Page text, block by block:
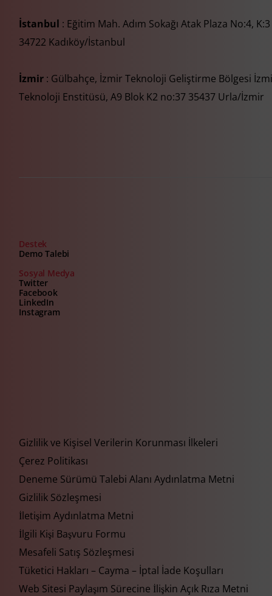
İstanbul : Eğitim Mah. Adım Sokağı Atak Plaza No:4,
34722 Kadıköy/İstanbul
İzmir : Gülbahçe, İzmir Teknoloji Geliştirme Bölgesi
Teknoloji Enstitüsü, A9 Blok K2 no:37 35437 Urla/İzmir
Destek
Demo Talebi
Sosyal Medya
Twitter
Facebook
LinkedIn
Instagram
Gizlilik ve Kişisel Verilerin Korunması İlkeleri
Çerez Politikası
Deneme Sürümü Talebi Alanı Aydınlatma Metni
Gizlilik Sözleşmesi
İletişim Aydınlatma Metni
İlgili Kişi Başvuru Formu
Mesafeli Satış Sözleşmesi
Tüketici Hakları – Cayma – İptal İade Koşulları
Web Sitesi Paylaşım Sürecine İlişkin Açık Rıza Metni